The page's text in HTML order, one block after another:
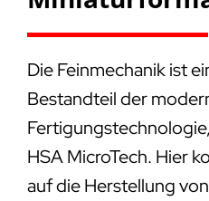
Die Feinmechanik ist
Bestandteil der
HSA MicroTech. Hier
auf die Herstellung